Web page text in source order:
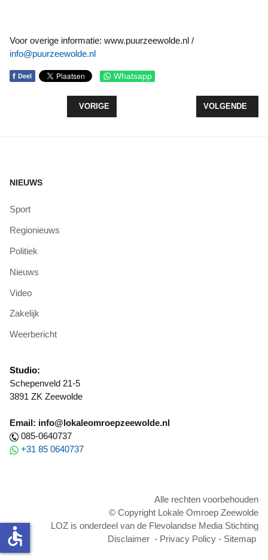
Voor overige informatie: www.puurzeewolde.nl /
info@puurzeewolde.nl
f Deel Whatsapp
VORIG ARTIKEL: TIJDELIJKE VERHUIZING
VORIGE VOLGENDE
VOLGENDE
NIEUWS
Sport
Regionieuws
Politiek
Nieuws
Video
Zakelijk
Weerbericht
Studio:
Schepenveld 21-5
3891 ZK Zeewolde
Email: info@lokaleomroepzeewolde.nl
085-0640737
+31 85 0640737
Alle rechten voorbehouden
© Copyright Lokale Omroep Zeewolde
LOZ is onderdeel van de Flevolandse Media Stichting
Disclaimer - Privacy Policy - Sitemap
accessible